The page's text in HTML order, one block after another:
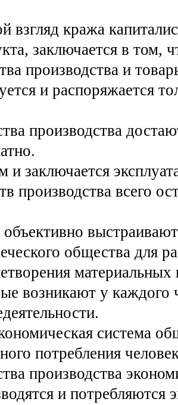
взгляд кража
заключается в том,
производства и
и распоряжается
производства
и заключается
производства всего
общества для
возникают у каждого
система
потребления
производства
и потребляются